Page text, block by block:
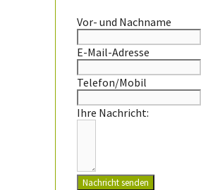
Vor- und Nachname
E-Mail-Adresse
Telefon/Mobil
Ihre Nachricht:
Nachricht senden